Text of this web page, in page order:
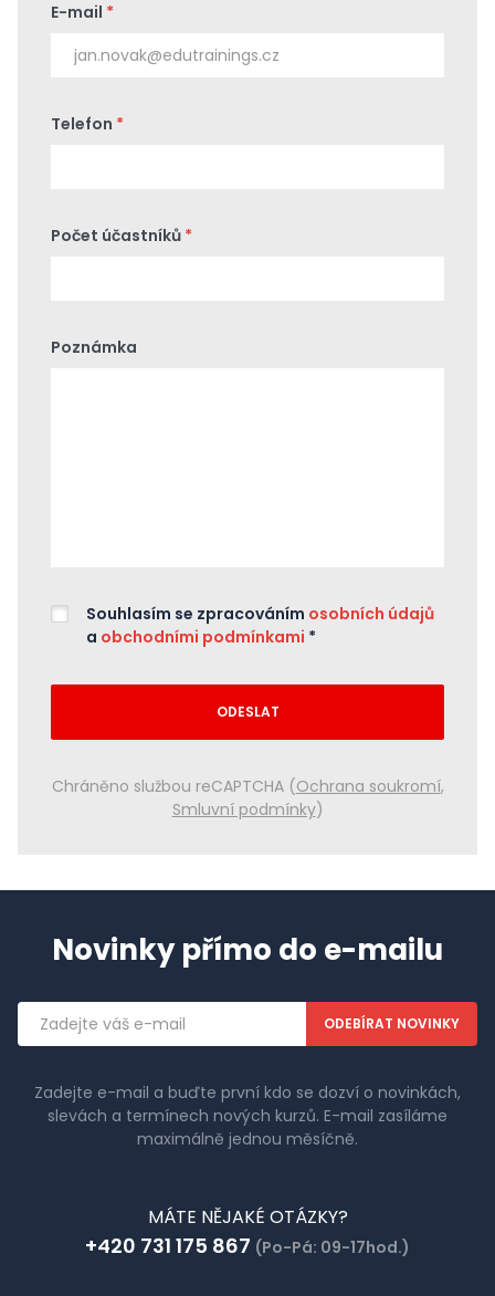
E-mail *
Telefon *
Počet účastníků *
Poznámka
Souhlasím se zpracováním osobních údajů
a obchodními podmínkami *
ODESLAT
Chráněno službou reCAPTCHA (Ochrana soukromí,
Smluvní podmínky)
Novinky přímo do e-mailu
Emailová
adresa
Zadejte e-mail a buďte první kdo se dozví o novinkách,
slevách a termínech nových kurzů. E-mail zasíláme
maximálně jednou měsíčně.
MÁTE NĚJAKÉ OTÁZKY?
+420 731 175 867 (Po-Pá: 09-17hod.)